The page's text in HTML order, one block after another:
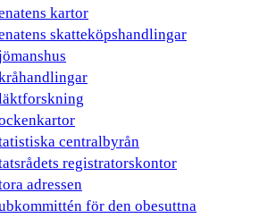
kartor
skatteköpshandlingar
centralbyrån
registratorskontor
adressen
för den obesuttna